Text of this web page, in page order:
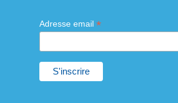
Adresse email *